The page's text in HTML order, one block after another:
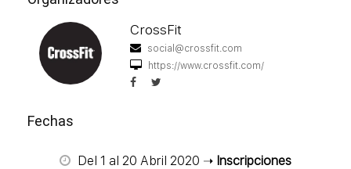
CrossFit
social@crossfit.com
https://www.crossfit.com/
Fechas
Del 1 al 20 Abril 2020 ➝ Inscripciones